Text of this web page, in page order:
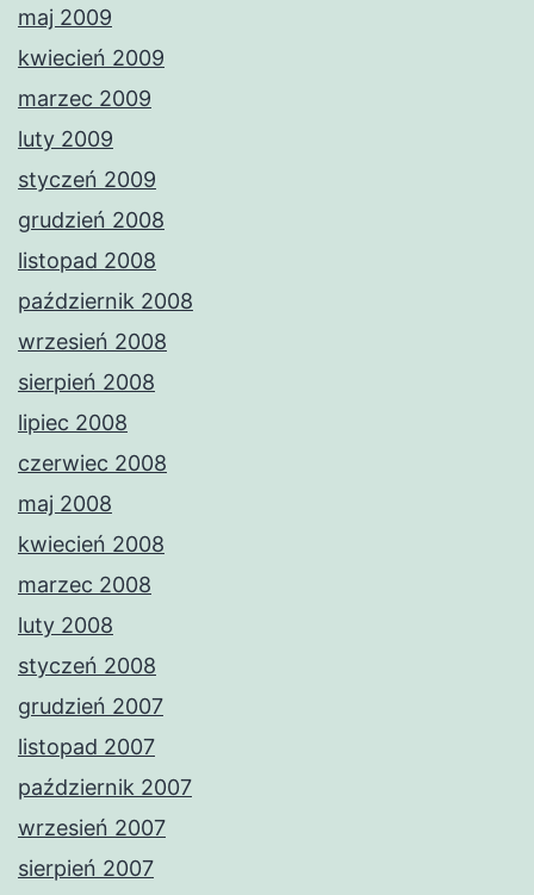
maj 2009
kwiecień 2009
marzec 2009
luty 2009
styczeń 2009
grudzień 2008
listopad 2008
październik 2008
wrzesień 2008
sierpień 2008
lipiec 2008
czerwiec 2008
maj 2008
kwiecień 2008
marzec 2008
luty 2008
styczeń 2008
grudzień 2007
listopad 2007
październik 2007
wrzesień 2007
sierpień 2007